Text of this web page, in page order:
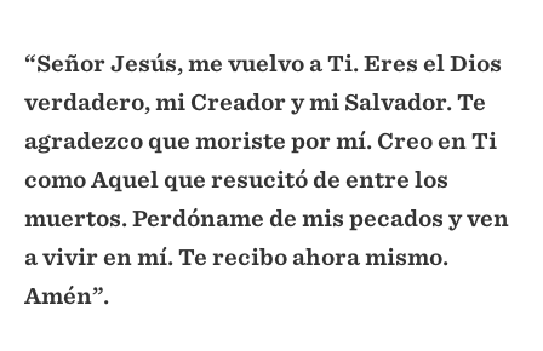
“Señor Jesús, me vuelvo a Ti. Eres el Dios
verdadero, mi Creador y mi Salvador. Te
agradezco que moriste por mí. Creo en Ti
como Aquel que resucitó de entre los
muertos. Perdóname de mis pecados y ven
a vivir en mí. Te recibo ahora mismo.
Amén”.